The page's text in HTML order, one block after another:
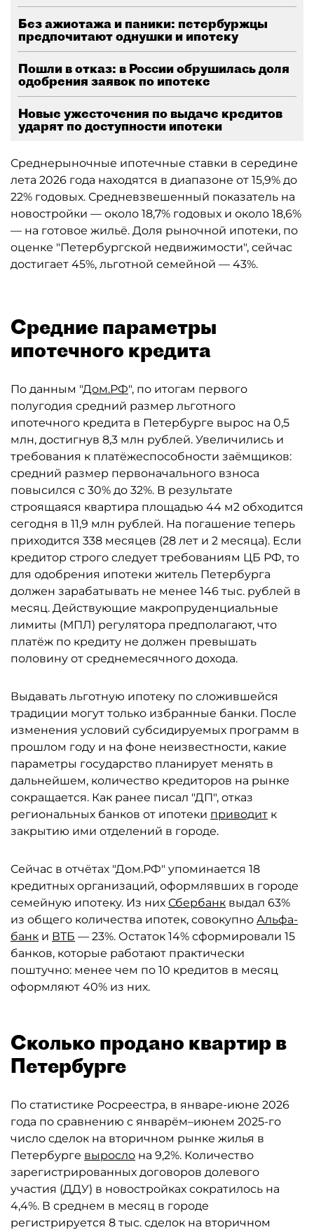
Без ажиотажа и паники: петербуржцы
предпочитают однушки и ипотеку
Пошли в отказ: в России обрушилась доля
одобрения заявок по ипотеке
Новые ужесточения по выдаче кредитов
ударят по доступности ипотеки
Среднерыночные ипотечные ставки в середине
лета 2026 года находятся в диапазоне от 15,9% до
22% годовых. Средневзвешенный показатель на
новостройки — около 18,7% годовых и около 18,6%
— на готовое жильё. Доля рыночной ипотеки, по
оценке "Петербургской недвижимости", сейчас
достигает 45%, льготной семейной — 43%.
Средние параметры
ипотечного кредита
По данным "Дом.РФ", по итогам первого
полугодия средний размер льготного
ипотечного кредита в Петербурге вырос на 0,5
млн, достигнув 8,3 млн рублей. Увеличились и
требования к платёжеспособности заёмщиков:
средний размер первоначального взноса
повысился с 30% до 32%. В результате
строящаяся квартира площадью 44 м2 обходится
сегодня в 11,9 млн рублей. На погашение теперь
приходится 338 месяцев (28 лет и 2 месяца). Если
кредитор строго следует требованиям ЦБ РФ, то
для одобрения ипотеки житель Петербурга
должен зарабатывать не менее 146 тыс. рублей в
месяц. Действующие макропруденциальные
лимиты (МПЛ) регулятора предполагают, что
платёж по кредиту не должен превышать
половину от среднемесячного дохода.
Выдавать льготную ипотеку по сложившейся
традиции могут только избранные банки. После
изменения условий субсидируемых программ в
прошлом году и на фоне неизвестности, какие
параметры государство планирует менять в
дальнейшем, количество кредиторов на рынке
сокращается. Как ранее писал "ДП", отказ
региональных банков от ипотеки приводит к
закрытию ими отделений в городе.
Сейчас в отчётах "Дом.РФ" упоминается 18
кредитных организаций, оформлявших в городе
семейную ипотеку. Из них Сбербанк выдал 63%
из общего количества ипотек, совокупно Альфа-
банк и ВТБ — 23%. Остаток 14% сформировали 15
банков, которые работают практически
поштучно: менее чем по 10 кредитов в месяц
оформляют 40% из них.
Сколько продано квартир в
Петербурге
По статистике Росреестра, в январе-июне 2026
года по сравнению с январём–июнем 2025-го
число сделок на вторичном рынке жилья в
Петербурге выросло на 9,2%. Количество
зарегистрированных договоров долевого
участия (ДДУ) в новостройках сократилось на
4,4%. В среднем в месяц в городе
регистрируется 8 тыс. сделок на вторичном